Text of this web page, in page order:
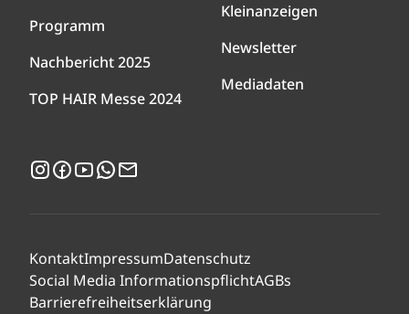
Programm
Nachbericht 2025
TOP HAIR Messe 2024
Kleinanzeigen
Newsletter
Mediadaten
Instagram
Facebook
YouTubeWhatsApp
KontaktImpressumDatenschutz
Social Media InformationspflichtAGBs
Barrierefreiheitserklärung